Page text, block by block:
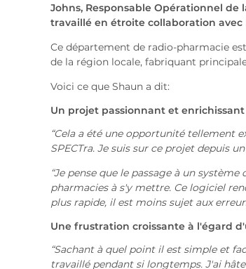
Johns, Responsable Opérationnel
travaillé en étroite collaboration avec
Ce département de radio-pharmacie
de la région locale, fabriquant
Voici ce que Shaun a dit:
Un projet passionnant et enrichissant
“Cela a été une opportunité tellement
SPECTra. Je suis sur ce projet depuis
“Je pense que le passage à un
pharmacies à s'y mettre. Ce logiciel
plus rapide, il est moins sujet aux
Une frustration croissante à l'égard
“Sachant à quel point il est simple et
travaillé pendant si longtemps. J'ai